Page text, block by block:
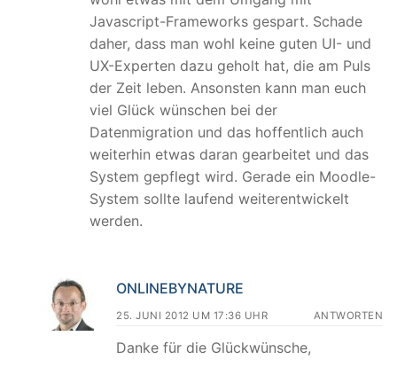
Javascript-Frameworks gespart. Schade
daher, dass man wohl keine guten UI- und
UX-Experten dazu geholt hat, die am Puls
der Zeit leben. Ansonsten kann man euch
viel Glück wünschen bei der
Datenmigration und das hoffentlich auch
weiterhin etwas daran gearbeitet und das
System gepflegt wird. Gerade ein Moodle-
System sollte laufend weiterentwickelt
werden.
ONLINEBYNATURE
25. JUNI 2012 UM 17:36 UHR ANTWORTEN
Danke für die Glückwünsche,